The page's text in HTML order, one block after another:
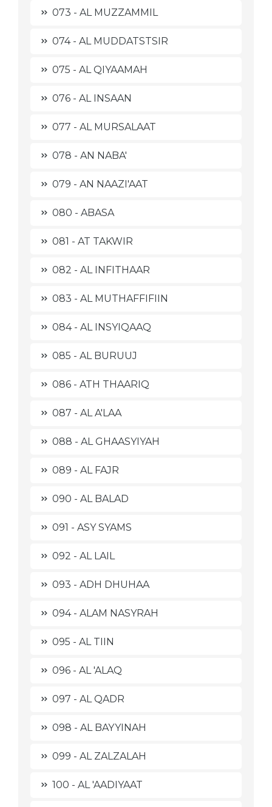
073 - AL MUZZAMMIL
074 - AL MUDDATSTSIR
075 - AL QIYAAMAH
076 - AL INSAAN
077 - AL MURSALAAT
078 - AN NABA'
079 - AN NAAZI'AAT
080 - ABASA
081 - AT TAKWIR
082 - AL INFITHAAR
083 - AL MUTHAFFIFIIN
084 - AL INSYIQAAQ
085 - AL BURUUJ
086 - ATH THAARIQ
087 - AL A'LAA
088 - AL GHAASYIYAH
089 - AL FAJR
090 - AL BALAD
091 - ASY SYAMS
092 - AL LAIL
093 - ADH DHUHAA
094 - ALAM NASYRAH
095 - AL TIIN
096 - AL 'ALAQ
097 - AL QADR
098 - AL BAYYINAH
099 - AL ZALZALAH
100 - AL 'AADIYAAT